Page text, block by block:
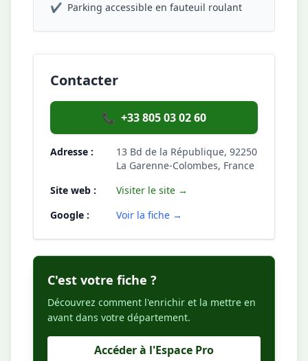
✔ Parking accessible en fauteuil roulant
Contacter
📞 +33 805 03 02 60
Adresse :
13 Bd de la République, 92250
La Garenne-Colombes, France
Site web :
Visiter le site →
Google :
Voir la fiche →
C'est votre fiche ?
Découvrez comment l'enrichir et la mettre en
avant dans votre département.
Accéder à l'Espace Pro